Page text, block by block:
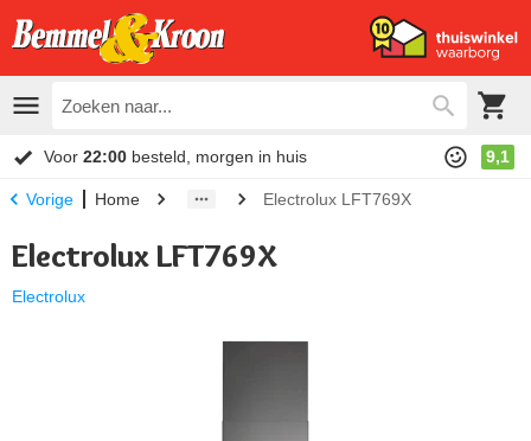
Voor 22:00 besteld, morgen in huis 9,1
Vorige Home Electrolux LFT769X
Electrolux LFT769X
Electrolux